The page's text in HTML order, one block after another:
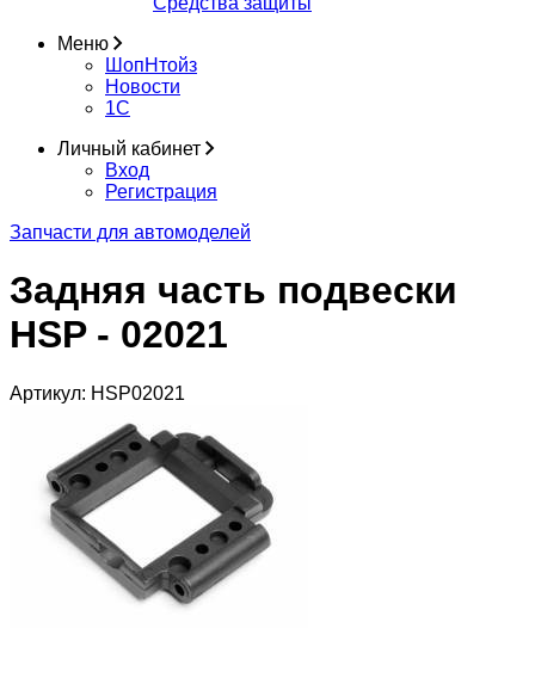
Меню
ШопНтойз
Новости
1C
Личный кабинет
Вход
Регистрация
Запчасти для автомоделей
Задняя часть подвески
HSP - 02021
Артикул: HSP02021